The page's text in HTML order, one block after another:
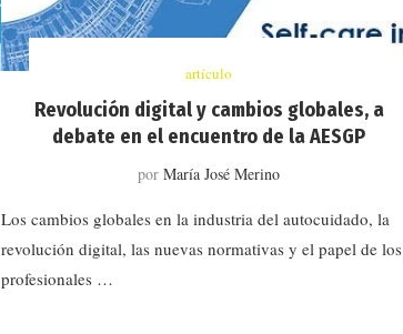
artículo
Revolución digital y cambios globales, a
debate en el encuentro de la AESGP
porMaría José Merino
Los cambios globales en la industria del autocuidado, la
revolución digital, las nuevas normativas y el papel de los
profesionales …